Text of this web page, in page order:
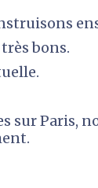
bons.
sur Paris,